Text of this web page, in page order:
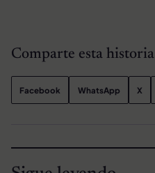
Comparte esta historia
Facebook WhatsApp X